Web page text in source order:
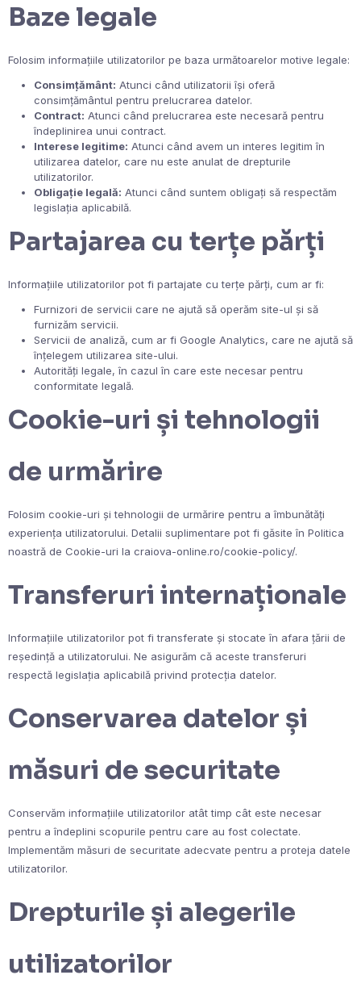
Baze legale
Folosim informațiile utilizatorilor pe baza următoarelor motive legale:
Consimțământ: Atunci când utilizatorii își oferă
consimțământul pentru prelucrarea datelor.
Contract: Atunci când prelucrarea este necesară pentru
îndeplinirea unui contract.
Interese legitime: Atunci când avem un interes legitim în
utilizarea datelor, care nu este anulat de drepturile
utilizatorilor.
Obligație legală: Atunci când suntem obligați să respectăm
legislația aplicabilă.
Partajarea cu terțe părți
Informațiile utilizatorilor pot fi partajate cu terțe părți, cum ar fi:
Furnizori de servicii care ne ajută să operăm site-ul și să
furnizăm servicii.
Servicii de analiză, cum ar fi Google Analytics, care ne ajută să
înțelegem utilizarea site-ului.
Autorități legale, în cazul în care este necesar pentru
conformitate legală.
Cookie-uri și tehnologii
de urmărire
Folosim cookie-uri și tehnologii de urmărire pentru a îmbunătăți
experiența utilizatorului. Detalii suplimentare pot fi găsite în Politica
noastră de Cookie-uri la craiova-online.ro/cookie-policy/.
Transferuri internaționale
Informațiile utilizatorilor pot fi transferate și stocate în afara țării de
reședință a utilizatorului. Ne asigurăm că aceste transferuri
respectă legislația aplicabilă privind protecția datelor.
Conservarea datelor și
măsuri de securitate
Conservăm informațiile utilizatorilor atât timp cât este necesar
pentru a îndeplini scopurile pentru care au fost colectate.
Implementăm măsuri de securitate adecvate pentru a proteja datele
utilizatorilor.
Drepturile și alegerile
utilizatorilor